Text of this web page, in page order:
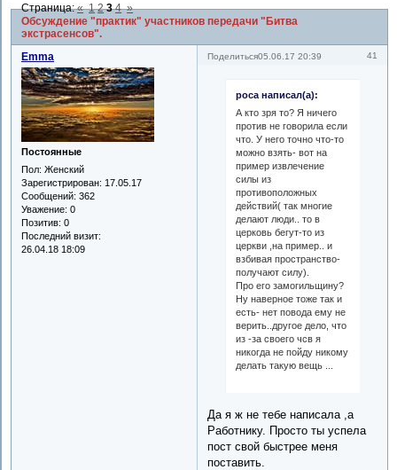
Обсуждение "практик" участников передачи "Битва
экстрасенсов".
Страница:« 1 2 3 4 »
Поделиться 41
05.06.17 20:39
Emma
Постоянные
Пол: Женский
Зарегистрирован: 17.05.17
Сообщений: 362
Уважение: 0
Позитив: 0
Последний визит:
26.04.18 18:09
роса написал(а):
А кто зря то? Я ничего
против не говорила если
что. У него точно что-то
можно взять- вот на
пример извлечение
силы из
противоположных
действий( так многие
делают люди.. то в
церковь бегут-то из
церкви ,на пример.. и
взбивая пространство-
получают силу).
Про его замогильщину?
Ну наверное тоже так и
есть- нет повода ему не
верить..другое дело, что
из -за своего чсв я
никогда не пойду никому
делать такую вещь ...
Да я ж не тебе написала ,а
Работнику. Просто ты успела
пост свой быстрее меня
поставить.